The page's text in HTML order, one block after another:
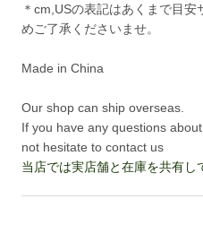
＊cm,USの表記はあくまで目
めご了承くださいませ。
Made in China
Our shop can ship overseas.
If you have any questions
not hesitate to contact us
当店では実店舗と在庫を共有し